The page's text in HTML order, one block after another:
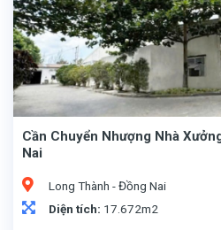
Cần Chuyển Nhượng Nhà
Nai
Long Thành - Đồng Nai
Diện tích: 17.672m2